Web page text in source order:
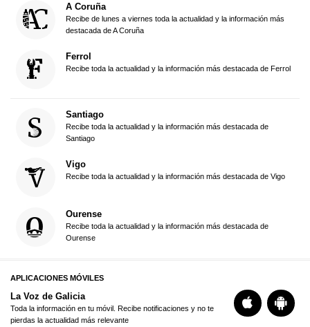
A Coruña
Recibe de lunes a viernes toda la actualidad y la información más
destacada de A Coruña
Ferrol
Recibe toda la actualidad y la información más destacada de Ferrol
Santiago
Recibe toda la actualidad y la información más destacada de
Santiago
Vigo
Recibe toda la actualidad y la información más destacada de Vigo
Ourense
Recibe toda la actualidad y la información más destacada de
Ourense
APLICACIONES MÓVILES
La Voz de Galicia
Toda la información en tu móvil. Recibe notificaciones y no te
pierdas la actualidad más relevante